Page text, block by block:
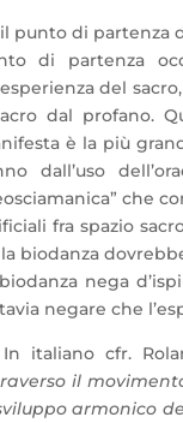
punto di partenza
di partenza
del
dal profano.
è la più
dall’uso
che
fra spazio
biodanza
nega
negare che
In italiano cfr.
il
armonico